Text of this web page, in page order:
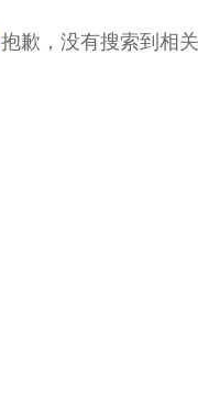
抱歉，没有搜索到相